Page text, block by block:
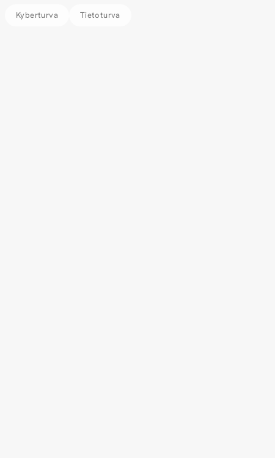
Kyberturva Tietoturva